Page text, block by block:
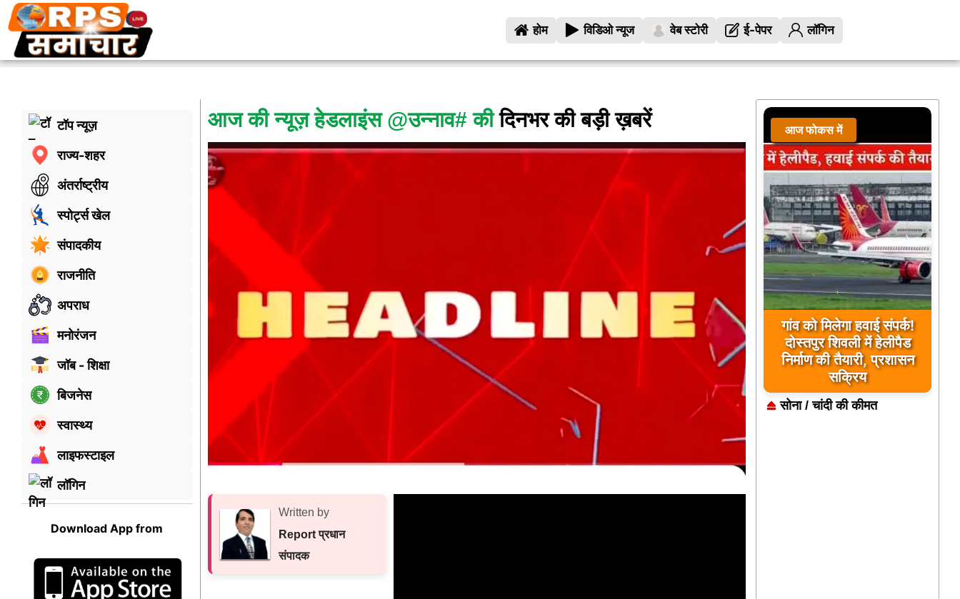
होम विडिओ न्यूज वेब स्टोरी ई-पेपर लॉगिन
टॉप न्यूज़
राज्य-शहर
अंतर्राष्ट्रीय
स्पोर्ट्स खेल
संपादकीय
राजनीति
अपराध
मनोरंजन
जॉब - शिक्षा
बिजनेस
स्वास्थ्य
लाइफस्टाइल
लॉगिन
Download App from
आज की न्यूज़ हेडलाइंस @उन्नाव# कीदिनभर की बड़ी ख़बरें
Written by
Report प्रधान
संपादक
आज फोकस में
गांव को मिलेगा हवाई संपर्क!
दोस्तपुर शिवली में हेलीपैड
निर्माण की तैयारी, प्रशासन
सक्रिय
सोना / चांदी की कीमत